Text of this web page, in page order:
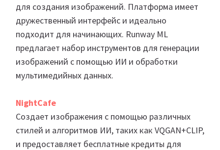
для создания изображений. Платформа имеет
дружественный интерфейс и идеально
подходит для начинающих. Runway ML
предлагает набор инструментов для генерации
изображений с помощью ИИ и обработки
мультимедийных данных.
NightCafe
Создает изображения с помощью различных
стилей и алгоритмов ИИ, таких как VQGAN+CLIP,
и предоставляет бесплатные кредиты для